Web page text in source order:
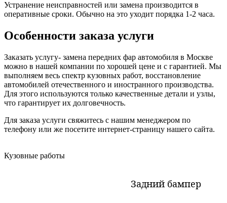
Устранение неисправностей или замена производится в
оперативные сроки. Обычно на это уходит порядка 1-2 часа.
Особенности заказа услуги
Заказать услугу- замена передних фар автомобиля в Москве
можно в нашей компании по хорошей цене и с гарантией. Мы
выполняем весь спектр кузовных работ, восстановление
автомобилей отечественного и иностранного производства.
Для этого используются только качественные детали и узлы,
что гарантирует их долговечность.
Для заказа услуги свяжитесь с нашим менеджером по
телефону или же посетите интернет-страницу нашего сайта.
Кузовные работы
Задний бампер